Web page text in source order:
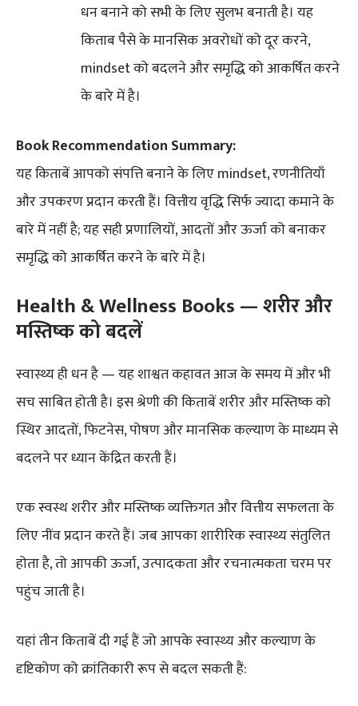
धन बनाने को सभी के लिए सुलभ बनाती है। यह
किताब पैसे के मानसिक अवरोधों को दूर करने,
mindset को बदलने और समृद्धि को आकर्षित करने
के बारे में है।
Book Recommendation Summary:
यह किताबें आपको संपत्ति बनाने के लिए mindset, रणनीतियाँ
और उपकरण प्रदान करती हैं। वित्तीय वृद्धि सिर्फ ज्यादा कमाने के
बारे में नहीं है; यह सही प्रणालियों, आदतों और ऊर्जा को बनाकर
समृद्धि को आकर्षित करने के बारे में है।
Health & Wellness Books — शरीर और
मस्तिष्क को बदलें
स्वास्थ्य ही धन है — यह शाश्वत कहावत आज के समय में और भी
सच साबित होती है। इस श्रेणी की किताबें शरीर और मस्तिष्क को
स्थिर आदतों, फिटनेस, पोषण और मानसिक कल्याण के माध्यम से
बदलने पर ध्यान केंद्रित करती हैं।
एक स्वस्थ शरीर और मस्तिष्क व्यक्तिगत और वित्तीय सफलता के
लिए नींव प्रदान करते हैं। जब आपका शारीरिक स्वास्थ्य संतुलित
होता है, तो आपकी ऊर्जा, उत्पादकता और रचनात्मकता चरम पर
पहुंच जाती है।
यहां तीन किताबें दी गई हैं जो आपके स्वास्थ्य और कल्याण के
दृष्टिकोण को क्रांतिकारी रूप से बदल सकती हैं: